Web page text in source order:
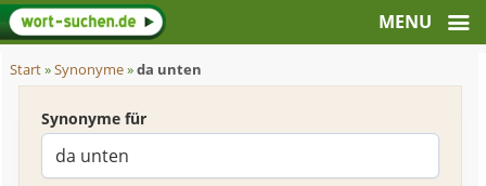
Start»Synonyme»da unten
Synonyme für